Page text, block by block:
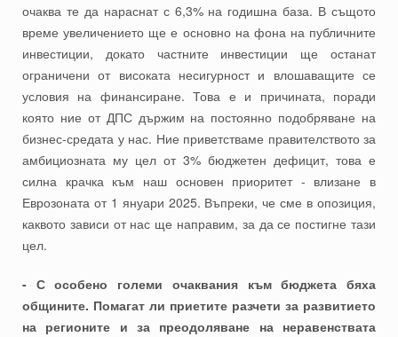
очаква те да нараснат с 6,3% на годишна база. В същото
време увеличението ще е основно на фона на публичните
инвестиции, докато частните инвестиции ще останат
ограничени от високата несигурност и влошаващите се
условия на финансиране. Това е и причината, поради
която ние от ДПС държим на постоянно подобряване на
бизнес-средата у нас. Ние приветстваме правителството за
амбициозната му цел от 3% бюджетен дефицит, това е
силна крачка към наш основен приоритет - влизане в
Еврозоната от 1 януари 2025. Въпреки, че сме в опозиция,
каквото зависи от нас ще направим, за да се постигне тази
цел.
- С особено големи очаквания към бюджета бяха
общините. Помагат ли приетите разчети за развитието
на регионите и за преодоляване на неравенствата